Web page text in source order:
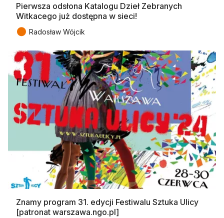
Pierwsza odsłona Katalogu Dzieł Zebranych
Witkacego już dostępna w sieci!
● Radosław Wójcik
Znamy program 31. edycji Festiwalu Sztuka Ulicy
[patronat warszawa.ngo.pl]